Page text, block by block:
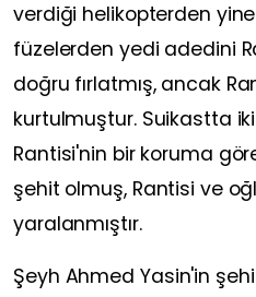
verdiği helikopterden
füzelerden yedi adedini
doğru fırlatmış, ancak
kurtulmuştur. Suikastta
Rantisi'nin bir koruma
şehit olmuş, Rantisi ve
yaralanmıştır.
Şeyh Ahmed Yasin'in